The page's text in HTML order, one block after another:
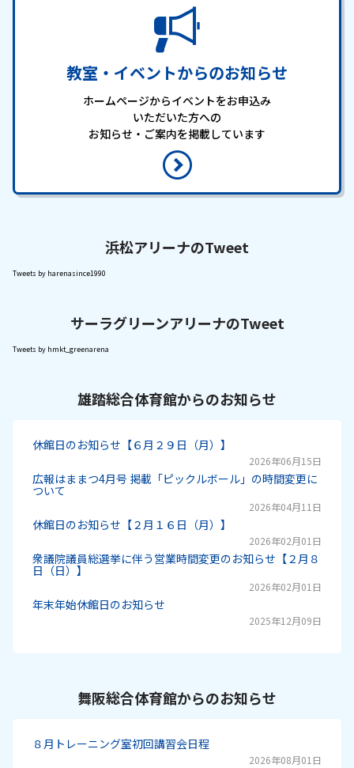
教室・イベントからのお知らせ
ホームページからイベントをお申込み
いただいた方への
お知らせ・ご案内を掲載しています
浜松アリーナのTweet
Tweets by harenasince1990
サーラグリーンアリーナのTweet
Tweets by hmkt_greenarena
雄踏総合体育館からのお知らせ
休館日のお知らせ【６月２９日（月）】
2026年06月15日
広報はままつ4月号 掲載「ピックルボール」の時間変更に
ついて
2026年04月11日
休館日のお知らせ【２月１６日（月）】
2026年02月01日
衆議院議員総選挙に伴う営業時間変更のお知らせ【２月８
日（日）】
2026年02月01日
年末年始休館日のお知らせ
2025年12月09日
舞阪総合体育館からのお知らせ
８月トレーニング室初回講習会日程
2026年08月01日